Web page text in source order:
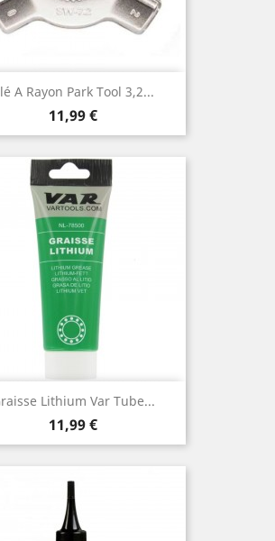
A Rayon Park Tool 3,2...
Prix
11,99 €
Lithium Var Tube...
Prix
11,99 €